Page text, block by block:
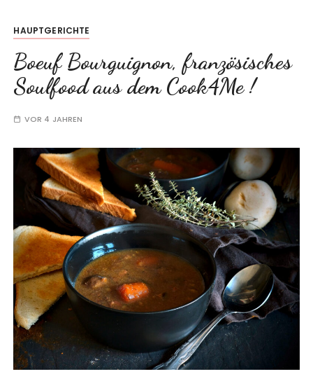
HAUPTGERICHTE
Boeuf Bourguignon, französisches
Soulfood aus dem Cook4Me !
VOR 4 JAHREN